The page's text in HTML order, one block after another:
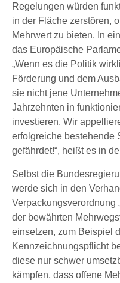
Regelungen würden
in der Fläche zerstören,
Mehrwert zu bieten. In
das Europäische
„Wenn es die Politik
Förderung und dem
sie nicht jene
Jahrzehnten in
investieren. Wir
erfolgreiche bestehende
gefährdet!“, heißt es in
Selbst die
werde sich in den
Verpackungsverordnung
der bewährten
einsetzen, zum Beispiel
Kennzeichnungspflicht
diese nur schwer
kämpfen, dass offene